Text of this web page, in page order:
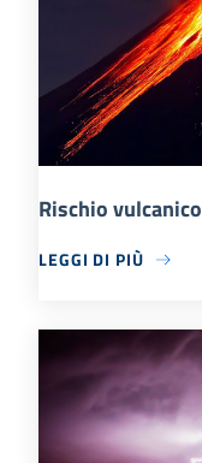
Rischio vulcanico
LEGGI DI PIÙ